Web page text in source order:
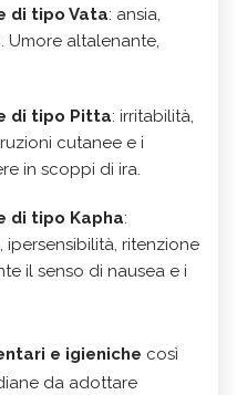
di tipo Vata: ansia,
Umore altalenante,
di tipo Pitta: irritabilità,
cutanee e i
in scoppi di ira.
di tipo Kapha:
ipersensibilità, ritenzione
il senso di nausea e i
e igieniche così
da adottare